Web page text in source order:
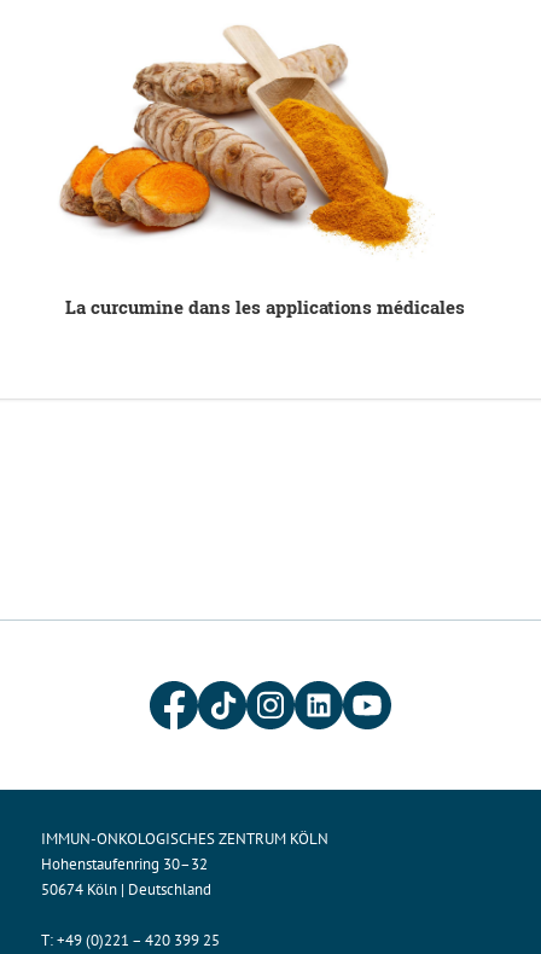
La curcumine dans les applications médicales
IMMUN-ONKOLOGISCHES ZENTRUM KÖLN
Hohenstaufenring 30–32
50674 Köln | Deutschland
T:+49 (0)221 – 420 399 25